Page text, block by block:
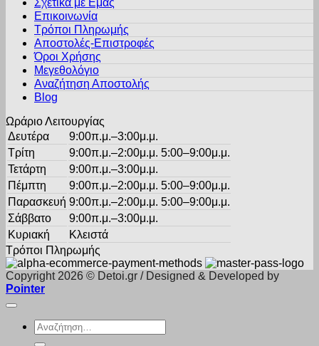
προϊόντος
επιλογές
μπορούν
επιλεγούν
σελίδα
Σχετικά με Εμάς
Επικοινωνία
Τρόποι Πληρωμής
Αποστολές-Επιστροφές
Όροι Χρήσης
Μεγεθολόγιο
Αναζήτηση Αποστολής
Blog
Ωράριο Λειτουργίας
Δευτέρα
9:00π.μ.–3:00μ.μ.
Τρίτη
9:00π.μ.–2:00μ.μ. 5:00–9:00μ.μ.
Τετάρτη
9:00π.μ.–3:00μ.μ.
Πέμπτη
9:00π.μ.–2:00μ.μ. 5:00–9:00μ.μ.
Παρασκευή 9:00π.μ.–2:00μ.μ. 5:00–9:00μ.μ.
Σάββατο
9:00π.μ.–3:00μ.μ.
Κυριακή
Κλειστά
Τρόποι Πληρωμής
Copyright 2026 © Detoi.gr / Designed & Developed by
Pointer
Αναζήτηση
για: